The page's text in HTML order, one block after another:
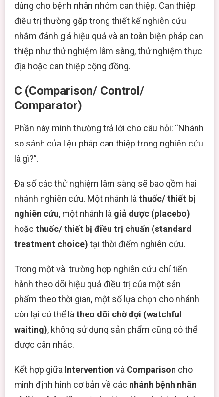
dùng cho bệnh nhân nhóm can thiệp. Can thiệp
điều trị thường gặp trong thiết kế nghiên cứu
nhằm đánh giá hiệu quả và an toàn biện pháp can
thiệp như thử nghiệm lâm sàng, thử nghiệm thực
địa hoặc can thiệp cộng đồng.
C (Comparison/ Control/
Comparator)
Phần này mình thường trả lời cho câu hỏi: “Nhánh
so sánh của liệu pháp can thiệp trong nghiên cứu
là gì?”.
Đa số các thử nghiệm lâm sàng sẽ bao gồm hai
nhánh nghiên cứu. Một nhánh là thuốc/ thiết bị
nghiên cứu, một nhánh là
hoặc thuốc/ thiết bị điều trị chuẩn (standard
treatment choice) tại thời điểm nghiên cứu.
Trong một vài trường hợp nghiên cứu chỉ tiến
hành theo dõi hiệu quả điều trị của một sản
phẩm theo thời gian, một số lựa chọn cho nhánh
còn lại có thể là theo dõi chờ đợi (watchful
waiting), không sử dụng sản phẩm cũng có thể
được cân nhắc.
Kết hợp giữa Intervention và Comparison cho
mình định hình cơ bản về các nhánh bệnh nhân